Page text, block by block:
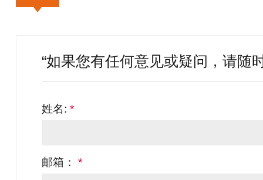
“如果您有任何意见或疑问，请随
姓名:*
邮箱：*